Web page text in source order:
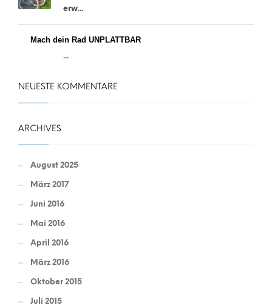
erw...
Mach dein Rad UNPLATTBAR
...
NEUESTE KOMMENTARE
ARCHIVES
August 2025
März 2017
Juni 2016
Mai 2016
April 2016
März 2016
Oktober 2015
Juli 2015